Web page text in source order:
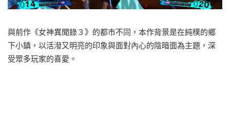
與前作《女神異聞錄３》的都市不同，本作背景是在純樸的鄉
下小鎮，以活潑又明亮的印象與面對內心的陰暗面為主題，深
受眾多玩家的喜愛。